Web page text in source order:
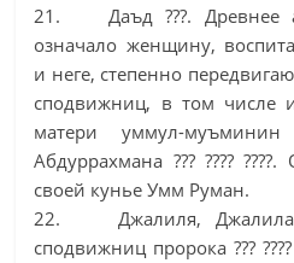
21. Даъд ???. Древнее
означало женщину,
и неге, степенно
сподвижниц, в том числе
матери уммул-
Абдуррахмана ??? ????
своей кунье Умм Руман.
22. Джалиля, Джалила
сподвижниц пророка ???